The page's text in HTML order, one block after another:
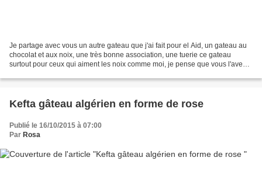
Je partage avec vous un autre gateau que j'ai fait pour el Aid, un gateau au
chocolat et aux noix, une très bonne association, une tuerie ce gateau
surtout pour ceux qui aiment les noix comme moi, je pense que vous l'avez
Kefta gâteau algérien en forme de rose
Publié le 16/10/2015 à 07:00
Par Rosa